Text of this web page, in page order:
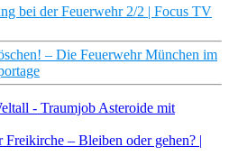
bei der Feuerwehr 2/2 | Focus TV
– Die Feuerwehr München im
- Traumjob Asteroide mit
Freikirche – Bleiben oder gehen? |